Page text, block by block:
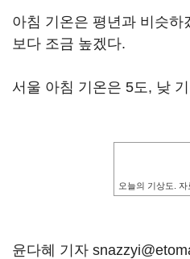
아침 기온은 평년과 비슷하
보다 조금 높겠다.
서울 아침 기온은 5도, 낮
오늘의 기상도.
윤다혜 기자